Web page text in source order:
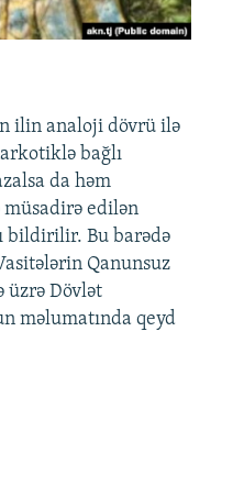
ilin analoji dövrü ilə
bağlı
da həm
müsadirə edilən
bildirilir. Bu barədə
Qanunsuz
üzrə Dövlət
məlumatında qeyd